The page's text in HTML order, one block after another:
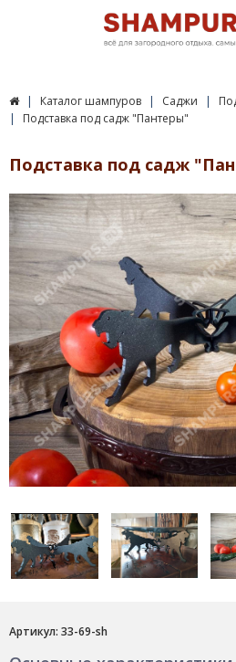
Каталог шампуров Саджи
Подставка под садж "Пантеры"
Подставка под садж
Артикул: 33-69-sh